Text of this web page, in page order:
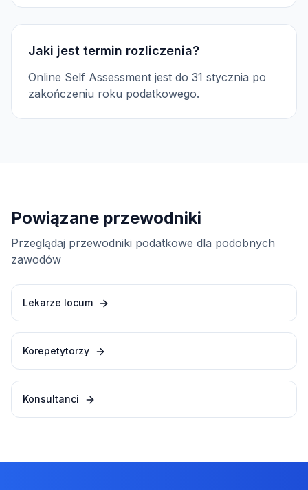
Jaki jest termin rozliczenia?
Online Self Assessment jest do 31 stycznia po
zakończeniu roku podatkowego.
Powiązane przewodniki
Przeglądaj przewodniki podatkowe dla podobnych
zawodów
Lekarze locum
Korepetytorzy
Konsultanci